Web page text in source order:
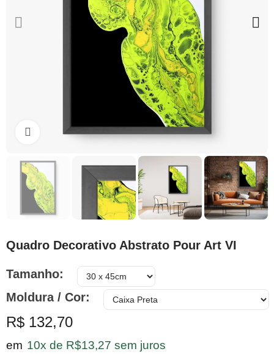
Clique para ampliar
Quadro Decorativo Abstrato Pour Art VI
Tamanho
Moldura / Cor
R$ 132,70
em 10x de R$13,27 sem juros